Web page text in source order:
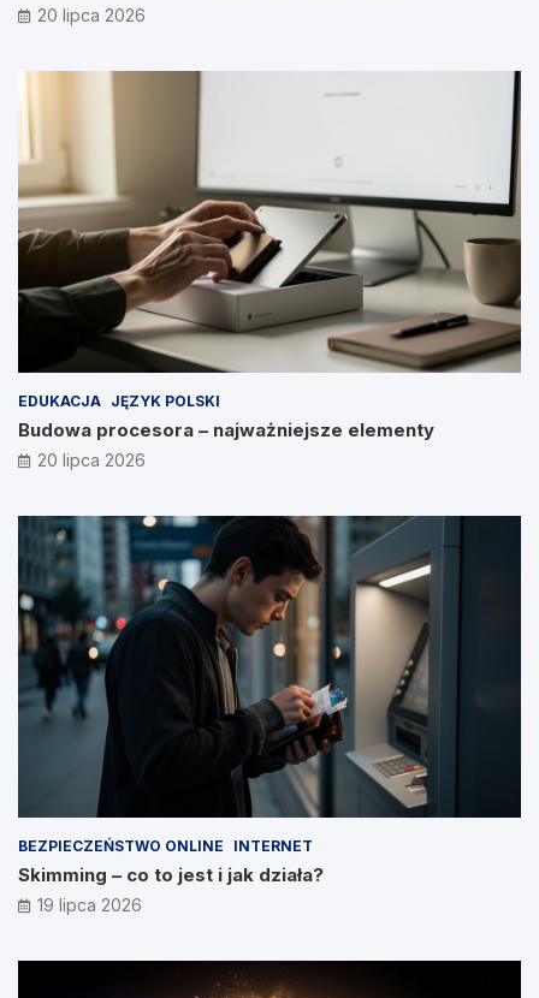
20 lipca 2026
EDUKACJA JĘZYK POLSKI
Budowa procesora – najważniejsze elementy
20 lipca 2026
BEZPIECZEŃSTWO ONLINE INTERNET
Skimming – co to jest i jak działa?
19 lipca 2026